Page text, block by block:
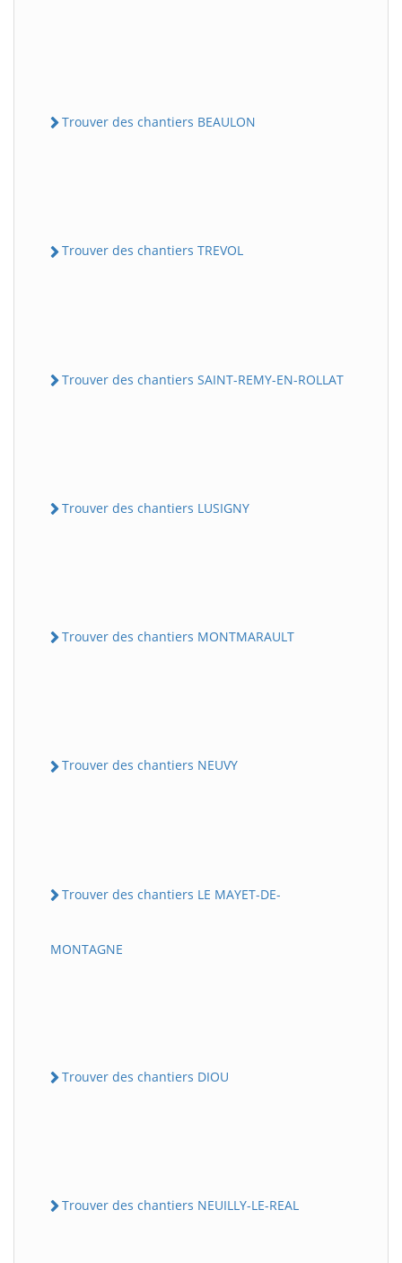
Trouver des chantiers BEAULON
Trouver des chantiers TREVOL
Trouver des chantiers SAINT-REMY-EN-ROLLAT
Trouver des chantiers LUSIGNY
Trouver des chantiers MONTMARAULT
Trouver des chantiers NEUVY
Trouver des chantiers LE MAYET-DE-
MONTAGNE
Trouver des chantiers DIOU
Trouver des chantiers NEUILLY-LE-REAL